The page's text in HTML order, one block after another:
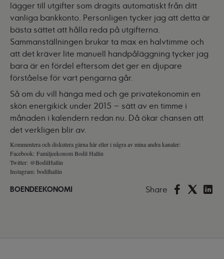
lägger till utgifter som dragits automatiskt från ditt
vanliga bankkonto. Personligen tycker jag att detta är
bästa sättet att hålla reda på utgifterna.
Sammanställningen brukar ta max en halvtimme och
att det kräver lite manuell handpåläggning tycker jag
bara är en fördel eftersom det ger en djupare
förståelse för vart pengarna går.
Så om du vill hänga med och ge privatekonomin en
skön energikick under 2015 – sätt av en timme i
månaden i kalendern redan nu. Då ökar chansen att
det verkligen blir av.
Kommentera och diskutera gärna här eller i några av mina andra kanaler:
Facebook: Familjeekonom Bodil Hallin
Twitter: @BodilHallin
Instagram: bodilhallin
BOENDEEKONOMI Share